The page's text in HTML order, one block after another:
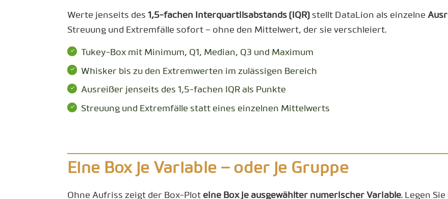
Werte jenseits des 1,5-fachen Interquartilsabstands (IQR) stellt DataLion als einzelne
Streuung und Extremfälle sofort – ohne den Mittelwert, der sie verschleiert.
Tukey-Box mit Minimum, Q1, Median, Q3 und Maximum
Whisker bis zu den Extremwerten im zulässigen Bereich
Ausreißer jenseits des 1,5-fachen IQR als Punkte
Streuung und Extremfälle statt eines einzelnen Mittelwerts
Eine Box je Variable – oder je Gruppe
Ohne Aufriss zeigt der Box-Plot eine Box je ausgewählter numerischer Variable. Legen